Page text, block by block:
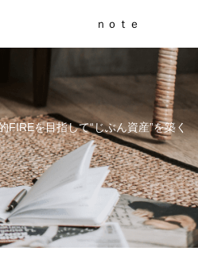
を目指して“じぶん資産”を築く
ｎｏｔｅ